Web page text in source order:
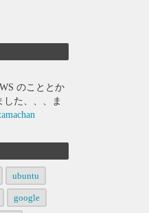
のこととか
た、、、ま
ubuntu
google